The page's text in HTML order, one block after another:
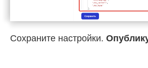
Сохраните настройки.